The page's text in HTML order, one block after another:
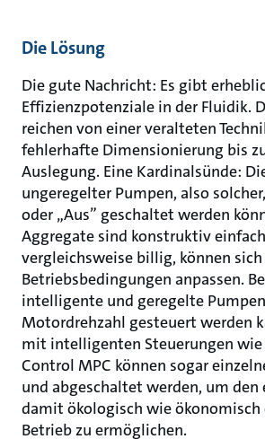
Die Lösung
Die gute Nachricht: Es gibt
Effizienzpotenziale in der Fluidik.
reichen von einer veralteten
fehlerhafte Dimensionierung bis
Auslegung. Eine Kardinalsünde:
ungeregelter Pumpen, also
oder „Aus” geschaltet werden
Aggregate sind konstruktiv
vergleichsweise billig, können
Betriebsbedingungen anpassen.
intelligente und geregelte
Motordrehzahl gesteuert werden
mit intelligenten Steuerungen wie
Control MPC können sogar
und abgeschaltet werden, um den
damit ökologisch wie
Betrieb zu ermöglichen.